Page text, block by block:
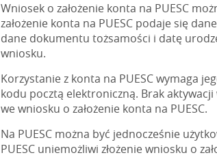
Wniosek o założenie konta na PUESC
założenie konta na PUESC podaje się
dane dokumentu tożsamości i datę
wniosku.
Korzystanie z konta na PUESC wymaga
kodu pocztą elektroniczną. Brak
we wniosku o założenie konta na PUESC.
Na PUESC można być jednocześnie
PUESC uniemożliwi złożenie wniosku o